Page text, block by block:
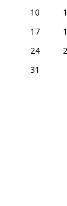
10
17
24
31